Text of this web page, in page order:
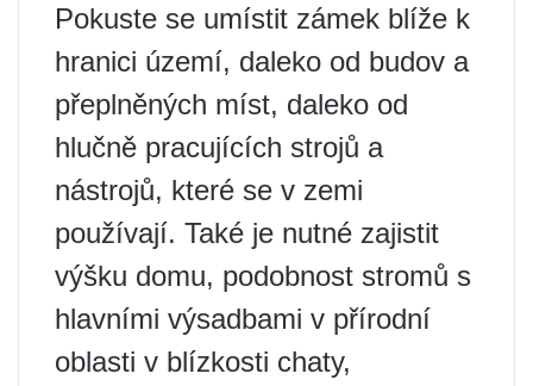
Pokuste se umístit zámek blíže k
hranici území, daleko od budov a
přeplněných míst, daleko od
hlučně pracujících strojů a
nástrojů, které se v zemi
používají. Také je nutné zajistit
výšku domu, podobnost stromů s
hlavními výsadbami v přírodní
oblasti v blízkosti chaty,